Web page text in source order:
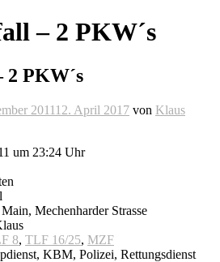
– 2 PKW´s
PKW´s
2011 12. April 2017 von Klaus
um 23:24 Uhr
Mechenharder Strasse
8, TLF 16/25, MZF
KBM, Polizei, Rettungsdienst